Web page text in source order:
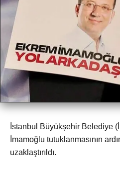
İstanbul Büyükşehir Belediye
İmamoğlu tutuklanmasının
uzaklaştırıldı.